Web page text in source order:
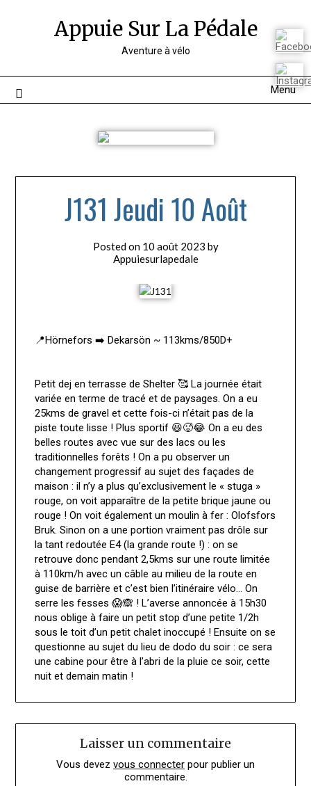
Appuie Sur La Pédale
Aventure à vélo
Menu
J131 Jeudi 10 Août
Posted on 10 août 2023 by
Appuiesurlapedale
📍Hörnefors ➡️ Dekarsön ~ 113kms/850D+
Petit dej en terrasse de Shelter 🥰 La journée était
variée en terme de tracé et de paysages. On a eu
25kms de gravel et cette fois-ci n’était pas de la
piste toute lisse ! Plus sportif 😆🥵😂 On a eu des
belles routes avec vue sur des lacs ou les
traditionnelles forêts ! On a pu observer un
changement progressif au sujet des façades de
maison : il n’y a plus qu’exclusivement le « stuga »
rouge, on voit apparaître de la petite brique jaune ou
rouge ! On voit également un moulin à fer : Olofsfors
Bruk. Sinon on a une portion vraiment pas drôle sur
la tant redoutée E4 (la grande route !) : on se
retrouve donc pendant 2,5kms sur une route limitée
à 110km/h avec un câble au milieu de la route en
guise de barrière et c’est bien l’itinéraire vélo… On
serre les fesses 😱🙈 ! L’averse annoncée à 15h30
nous oblige à faire un petit stop d’une petite 1/2h
sous le toit d’un petit chalet inoccupé ! Ensuite on se
questionne au sujet du lieu de dodo du soir : ce sera
une cabine pour être à l’abri de la pluie ce soir, cette
nuit et demain matin !
Laisser un commentaire
Vous devez vous connecter pour publier un
commentaire.